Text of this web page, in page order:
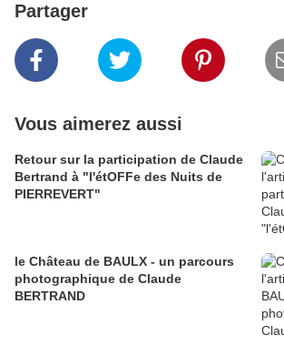
Partager
Vous aimerez aussi
Retour sur la participation de Claude
Bertrand à "l'étOFFe des Nuits de
PIERREVERT"
le Château de BAULX - un parcours
photographique de Claude
BERTRAND